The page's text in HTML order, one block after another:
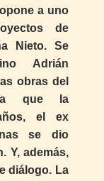
a uno
de
Nieto. Se
Adrián
obras del
a que la
el ex
se dio
Y, además,
diálogo. La